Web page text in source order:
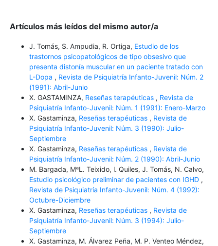
Artículos más leídos del mismo autor/a
J. Tomás, S. Ampudia, R. Ortiga, Estudio de los
trastornos psicopatológicos de tipo obsesivo que
presenta distonía muscular en un paciente tratado con
L-Dopa , Revista de Psiquiatría Infanto-Juvenil: Núm. 2
(1991): Abril-Junio
X. GASTAMINZA, Reseñas terapéuticas , Revista de
Psiquiatría Infanto-Juvenil: Núm. 1 (1991): Enero-Marzo
X. Gastaminza, Reseñas terapéuticas , Revista de
Psiquiatría Infanto-Juvenil: Núm. 3 (1990): Julio-
Septiembre
X. Gastaminza, Reseñas terapéuticas , Revista de
Psiquiatría Infanto-Juvenil: Núm. 2 (1990): Abril-Junio
M. Bargada, MªL. Teixido, l. Quiles, J. Tomás, N. Calvo,
Estudio psicológico preliminar de pacientes con IGHD ,
Revista de Psiquiatría Infanto-Juvenil: Núm. 4 (1992):
Octubre-Diciembre
X. Gastaminza, Reseñas terapéuticas , Revista de
Psiquiatría Infanto-Juvenil: Núm. 3 (1994): Julio-
Septiembre
X. Gastaminza, M. Álvarez Peña, M. P. Venteo Méndez,